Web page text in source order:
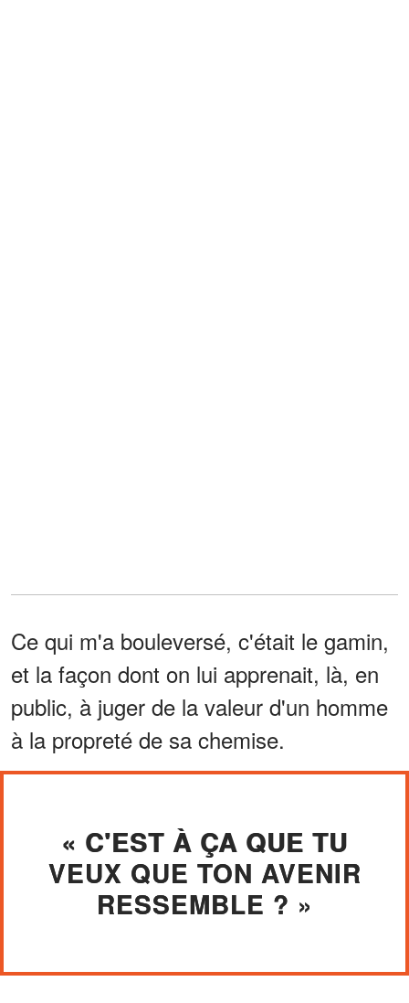
Ce qui m'a bouleversé, c'était le gamin,
et la façon dont on lui apprenait, là, en
public, à juger de la valeur d'un homme
à la propreté de sa chemise.
« C'EST À ÇA QUE TU
VEUX QUE TON AVENIR
RESSEMBLE ? »